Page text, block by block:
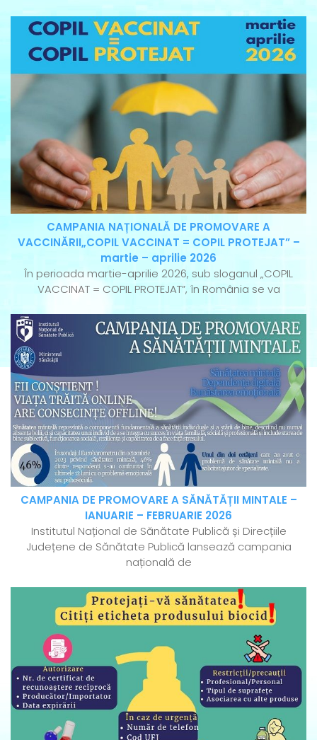
CAMPANIA NAȚIONALĂ DE PROMOVARE A
VACCINĂRII„COPIL VACCINAT = COPIL PROTEJAT” –
martie – aprilie 2026
În perioada martie-aprilie 2026, sub sloganul „COPIL
VACCINAT = COPIL PROTEJAT”, în România se va
CAMPANIA DE PROMOVARE A SĂNĂTĂȚII MINTALE –
IANUARIE – FEBRUARIE 2026
Institutul Național de Sănătate Publică și Direcțiile
Județene de Sănătate Publică lansează campania
națională de